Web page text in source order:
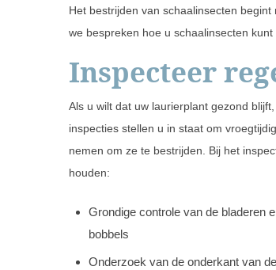
Het bestrijden van schaalinsecten
we bespreken hoe u schaalinsecten
Inspecteer
Als u wilt dat uw laurierplant gezond
inspecties stellen u in staat om
nemen om ze te bestrijden. Bij het
houden:
Grondige controle van de bladeren
bobbels
Onderzoek van de onderkant van